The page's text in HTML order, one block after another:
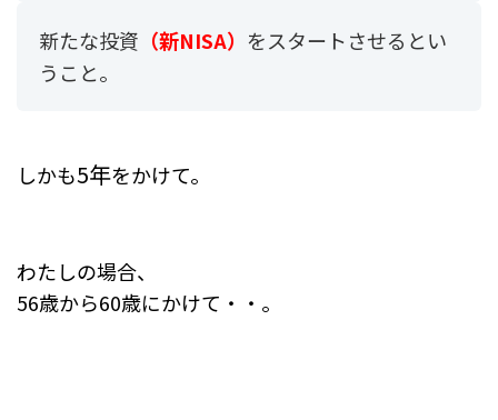
新たな投資 （新NISA） をスタートさせるとい
うこと。
しかも5年をかけて。
わたしの場合、
56歳から60歳にかけて・・。